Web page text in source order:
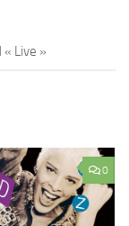
« Live »
0